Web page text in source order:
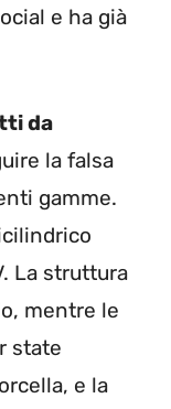
e ha già
da
la falsa
gamme.
La struttura
mentre le
state
e la